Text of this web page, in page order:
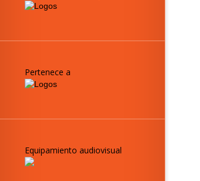
Pertenece a
Equipamiento audiovisual